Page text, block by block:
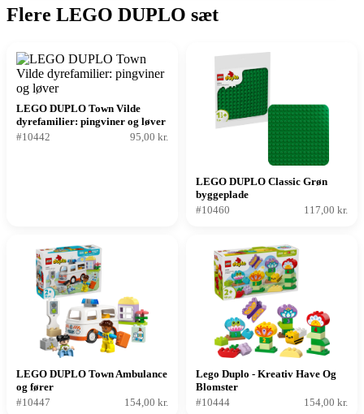
Flere LEGO DUPLO sæt
LEGO DUPLO Town Vilde
dyrefamilier: pingviner og løver
#10442
95,00 kr.
LEGO DUPLO Classic Grøn
byggeplade
#10460
117,00 kr.
LEGO DUPLO Town Ambulance
og fører
#10447
154,00 kr.
Lego Duplo - Kreativ Have Og
Blomster
#10444
154,00 kr.